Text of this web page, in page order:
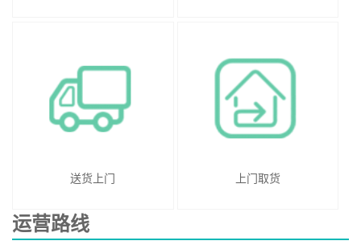
送货上门 上门取货
运营路线